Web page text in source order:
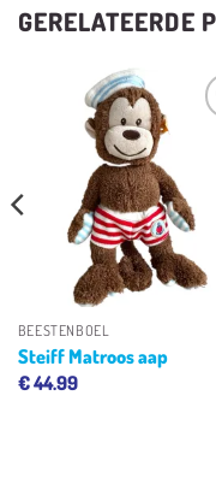
GERELATEERDE
BEESTENBOEL
Steiff Matroos aap
€44.99